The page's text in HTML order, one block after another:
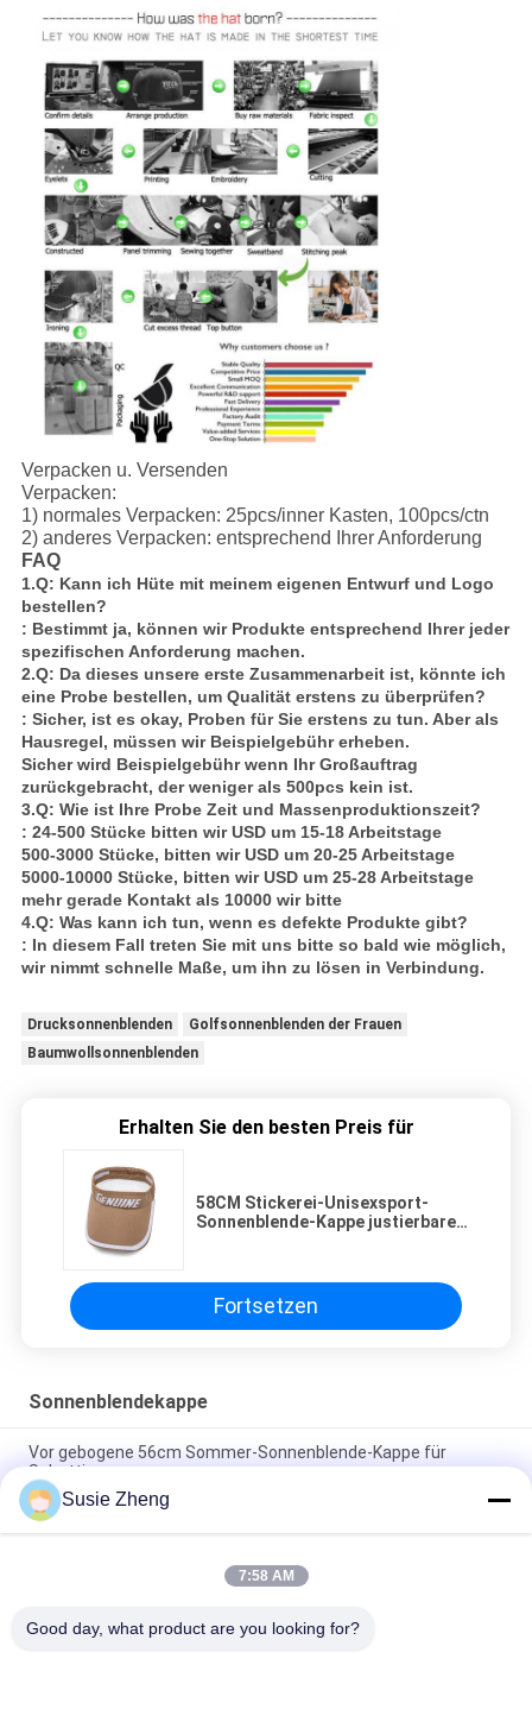
Verpacken u. Versenden
Verpacken:
1) normales Verpacken: 25pcs/inner Kasten, 100pcs/ctn
2) anderes Verpacken: entsprechend Ihrer Anforderung
FAQ
1.Q: Kann ich Hüte mit meinem eigenen Entwurf und Logo
bestellen?
: Bestimmt ja, können wir Produkte entsprechend Ihrer jeder
spezifischen Anforderung machen.
2.Q: Da dieses unsere erste Zusammenarbeit ist, könnte ich
eine Probe bestellen, um Qualität erstens zu überprüfen?
: Sicher, ist es okay, Proben für Sie erstens zu tun. Aber als
Hausregel, müssen wir Beispielgebühr erheben.
Sicher wird Beispielgebühr wenn Ihr Großauftrag
zurückgebracht, der weniger als 500pcs kein ist.
3.Q: Wie ist Ihre Probe Zeit und Massenproduktionszeit?
: 24-500 Stücke bitten wir USD um 15-18 Arbeitstage
500-3000 Stücke, bitten wir USD um 20-25 Arbeitstage
5000-10000 Stücke, bitten wir USD um 25-28 Arbeitstage
mehr gerade Kontakt als 10000 wir bitte
4.Q: Was kann ich tun, wenn es defekte Produkte gibt?
: In diesem Fall treten Sie mit uns bitte so bald wie möglich,
wir nimmt schnelle Maße, um ihn zu lösen in Verbindung.
Drucksonnenblenden
Golfsonnenblenden der Frauen
Baumwollsonnenblenden
Erhalten Sie den besten Preis für
58CM Stickerei-Unisexsport-
Sonnenblende-Kappe justierbarer
Fortsetzen
Sonnenblendekappe
Vor gebogene 56cm Sommer-Sonnenblende-Kappe für
Schattierung
Sommer-Sport-Sonnenblende-Hut-justierbare strickende
leere Spitzenbaseballmützen im Freien
58CM Stickerei-Unisexsport-Sonnenblende-Kappe justierbarer
Susie Zheng
7:58 AM
Good day, what product are you looking for?